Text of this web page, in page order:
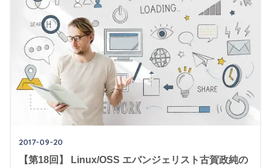
2017-09-20
【第18回】 Linux/OSS エバンジェリスト古賀政純の